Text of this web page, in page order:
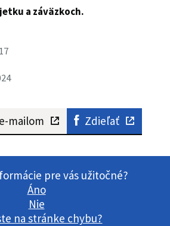
a záväzkoch.
mailom Zdieľať
pre vás užitočné?
Áno
Nie
na stránke chybu?